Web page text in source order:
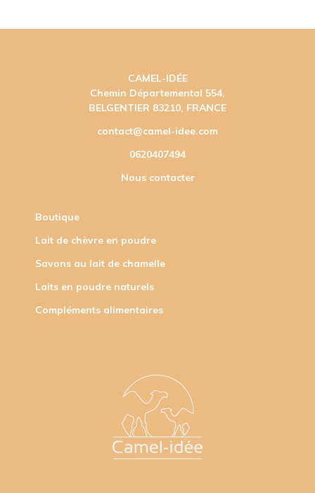
CAMEL-IDÉE
Chemin Départemental 554,
BELGENTIER 83210, FRANCE
contact@camel-idee.com
0620407494
Nous contacter
Boutique
Lait de chèvre en poudre
Savons au lait de chamelle
Laits en poudre naturels
Compléments alimentaires